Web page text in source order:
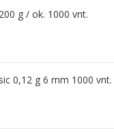
g / ok. 1000 vnt.
0,12 g 6 mm 1000 vnt.